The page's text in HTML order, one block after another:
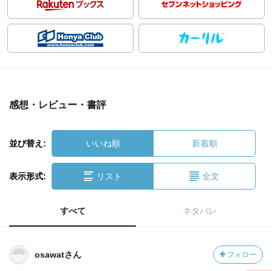
感想・レビュー・書評
並び替え: いいね順 新着順
表示形式: リスト 全文
すべて ネタバレ
osawatさん フォロー